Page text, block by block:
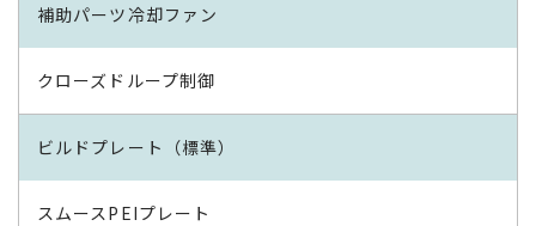
補助パーツ冷却ファン
クローズドループ制御
ビルドプレート（標準）
スムースPEIプレート